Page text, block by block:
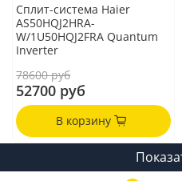
Сплит-система Haier
AS50HQJ2HRA-
W/1U50HQJ2FRA Quantum
Inverter
78600 руб
52700 руб
В корзину